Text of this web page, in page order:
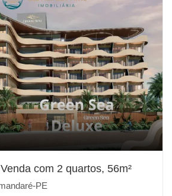
com 2 quartos, 56m²
PE